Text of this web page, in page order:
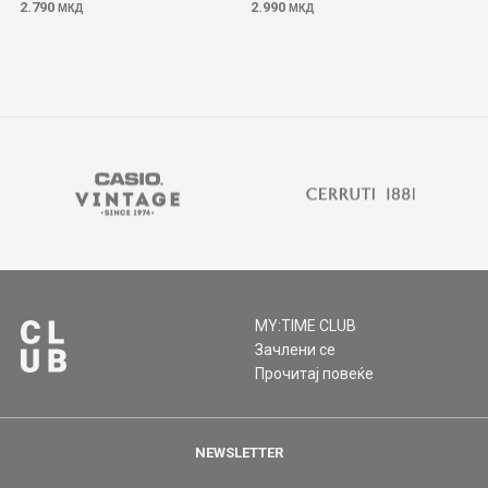
2.790 МКД 2.990 МКД
MY:TIME CLUB
Зачлени се
Прочитај повеќе
NEWSLETTER